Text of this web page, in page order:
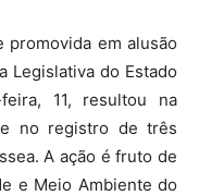
promovida em alusão
Legislativa do Estado
11, resultou na
no registro de três
A ação é fruto de
e Meio Ambiente do